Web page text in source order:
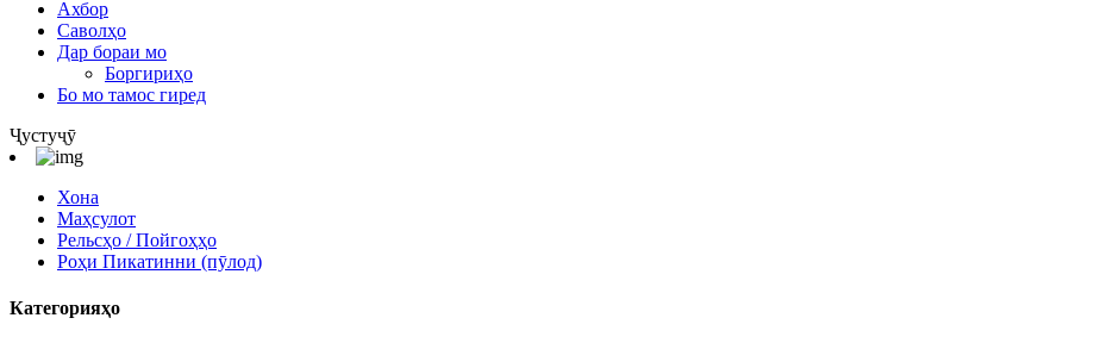
Ахбор
Саволҳо
Дар бораи мо
Боргириҳо
Бо мо тамос гиред
Ҷустуҷӯ
Хона
Маҳсулот
Рельсҳо / Пойгоҳҳо
Роҳи Пикатинни (пӯлод)
Категорияҳо